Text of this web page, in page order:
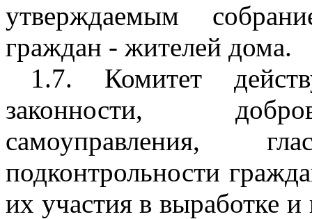
утверждаемым
граждан - жителей дома.
1.7. Комитет
законности,
самоуправления,
подконтрольности
их участия в выработке